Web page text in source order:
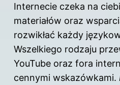
Internecie czeka na
materiałów oraz
rozwikłać każdy
Wszelkiego rodzaju
YouTube oraz fora
cennymi wskazówkami.